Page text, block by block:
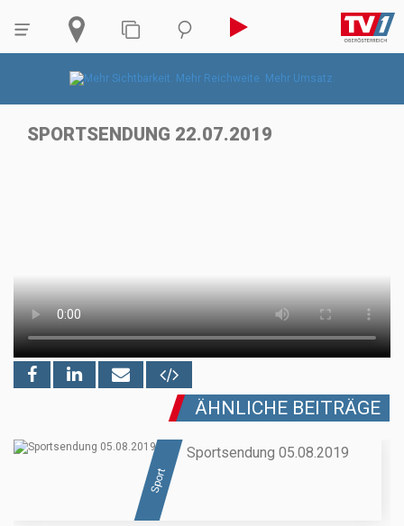
SPORTSENDUNG 22.07.2019
ÄHNLICHE BEITRÄGE
Sport
Sportsendung 05.08.2019